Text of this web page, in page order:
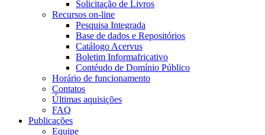
Solicitação de Livros
Recursos on-line
Pesquisa Integrada
Base de dados e Repositórios
Catálogo Acervus
Boletim Informafricativo
Contéudo de Domínio Público
Horário de funcionamento
Contatos
Últimas aquisições
FAQ
Publicações
Equipe